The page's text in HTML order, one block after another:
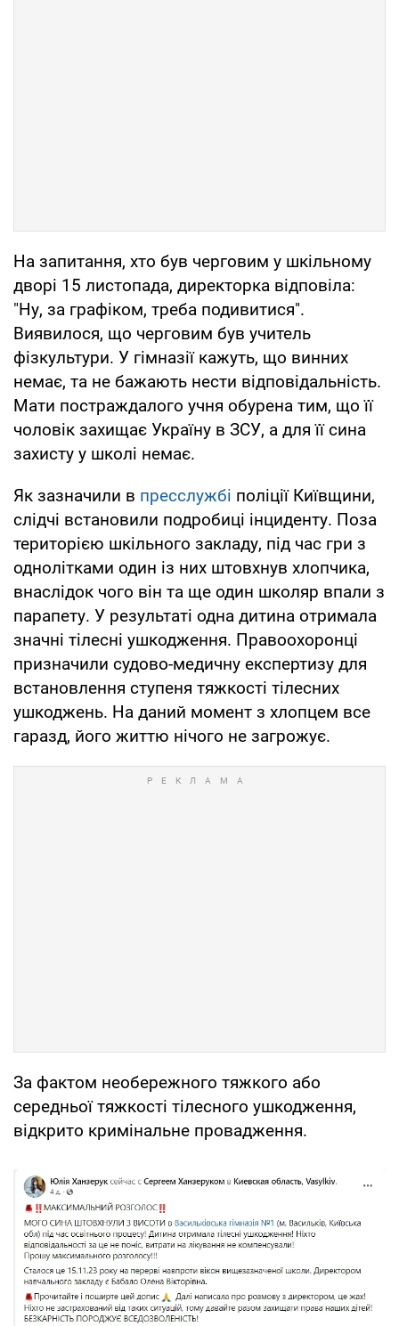
На запитання, хто був черговим у шкільному
дворі 15 листопада, директорка відповіла:
"Ну, за графіком, треба подивитися".
Виявилося, що черговим був учитель
фізкультури. У гімназії кажуть, що винних
немає, та не бажають нести відповідальність.
Мати постраждалого учня обурена тим, що її
чоловік захищає Україну в ЗСУ, а для її сина
захисту у школі немає.
Як зазначили в пресслужбі поліції Київщини,
слідчі встановили подробиці інциденту. Поза
територією шкільного закладу, під час гри з
однолітками один із них штовхнув хлопчика,
внаслідок чого він та ще один школяр впали з
парапету. У результаті одна дитина отримала
значні тілесні ушкодження. Правоохоронці
призначили судово-медичну експертизу для
встановлення ступеня тяжкості тілесних
ушкоджень. На даний момент з хлопцем все
гаразд, його життю нічого не загрожує.
За фактом необережного тяжкого або
середньої тяжкості тілесного ушкодження,
відкрито кримінальне провадження.